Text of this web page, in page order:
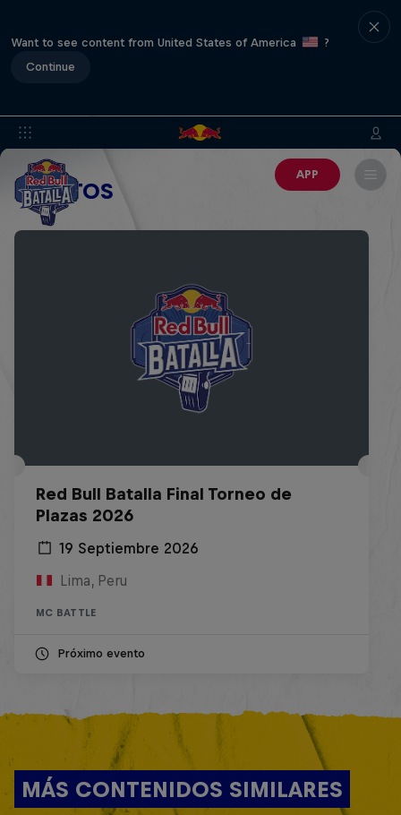
Want to see content from United States of America
?
Continue
APP
EVENTOS
Red Bull Batalla Final Torneo de
Plazas 2026
19 Septiembre 2026
Lima, Peru
MC BATTLE
Próximo evento
MÁS CONTENIDOS SIMILARES